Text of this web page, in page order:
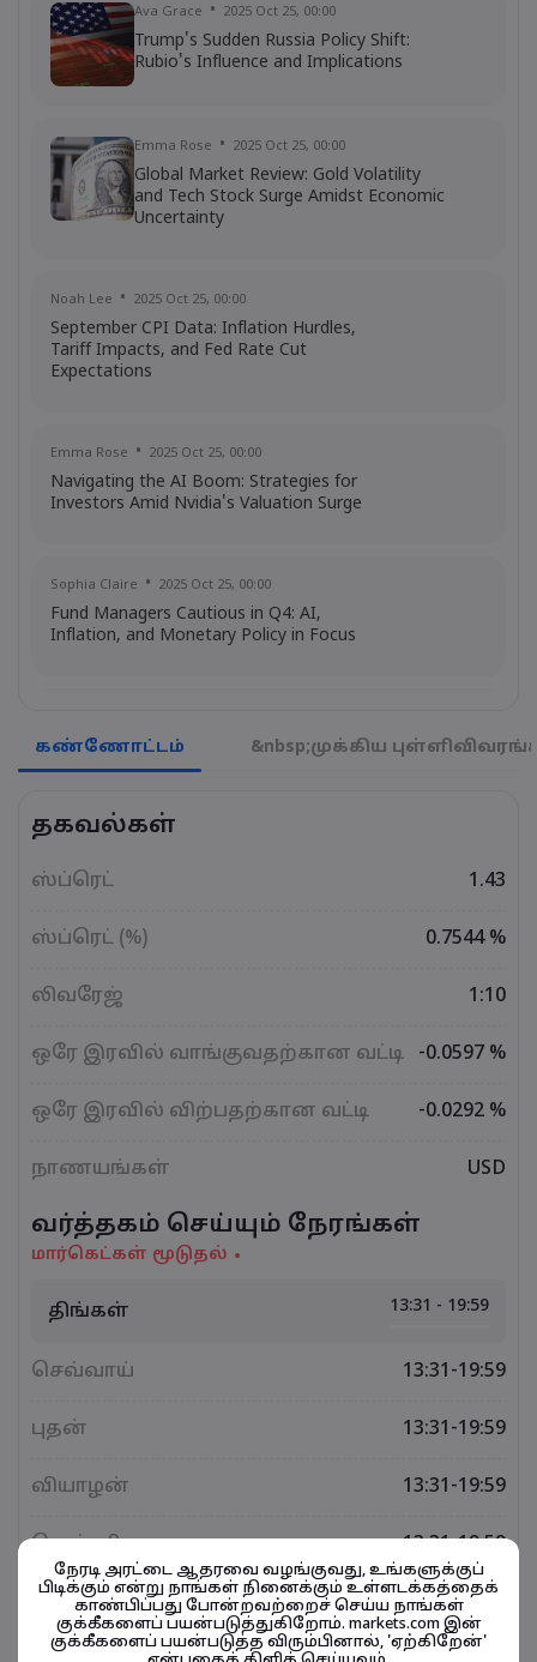
Stocks
Stocks
Ava Grace 2025 Oct 25, 00:00
Trump's Sudden Russia Policy Shift:
Rubio's Influence and Implications
Emma Rose 2025 Oct 25, 00:00
Global Market Review: Gold Volatility
and Tech Stock Surge Amidst Economic
Uncertainty
Noah Lee 2025 Oct 25, 00:00
September CPI Data: Inflation Hurdles,
Tariff Impacts, and Fed Rate Cut
Expectations
Emma Rose 2025 Oct 25, 00:00
Navigating the AI Boom: Strategies for
Investors Amid Nvidia's Valuation Surge
Sophia Claire 2025 Oct 25, 00:00
Fund Managers Cautious in Q4: AI,
Inflation, and Monetary Policy in Focus
US Government Shutdown Threatens
October Inflation Data Release
US-EU Relations: Russia Sanctions Unite
Emma Rose
BOJ Warns of Japan Stock Market
கண்ணோட்டம் &nbsp;முக்கிய
தகவல்கள்
ஸ்ப்ரெட் 1.43
ஸ்ப்ரெட் (%) 0.7544 %
லிவரேஜ் 1:10
ஒரே இரவில் வாங்குவதற்கான வட்டி -0.0597 %
ஒரே இரவில் விற்பதற்கான வட்டி -0.0292 %
நாணயங்கள் USD
வர்த்தகம் செய்யும் நேரங்கள்
மார்கெட்கள் மூடுதல்
திங்கள் 13:31 - 19:59
செவ்வாய் 13:31-19:59
புதன் 13:31-19:59
வியாழன் 13:31-19:59
வெள்ளி 13:31-19:59
நிதிசார் கருவிகள் தொடர்பானவை
நேரடி அரட்டை ஆதரவை வழங்குவது, உங்களுக்குப்
பிடிக்கும் என்று நாங்கள் நினைக்கும் உள்ளடக்கத்தைக்
காண்பிப்பது போன்றவற்றைச் செய்ய நாங்கள்
குக்கீகளைப் பயன்படுத்துகிறோம். markets.com இன்
குக்கீகளைப் பயன்படுத்த விரும்பினால், 'ஏற்கிறேன்'